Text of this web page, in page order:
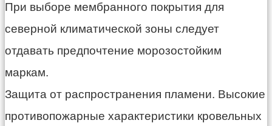
При выборе мембранного покрытия для
северной климатической зоны следует
отдавать предпочтение морозостойким
маркам.
Защита от распространения пламени. Высокие
противопожарные характеристики кровельных